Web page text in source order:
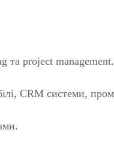
project
CRM системи,